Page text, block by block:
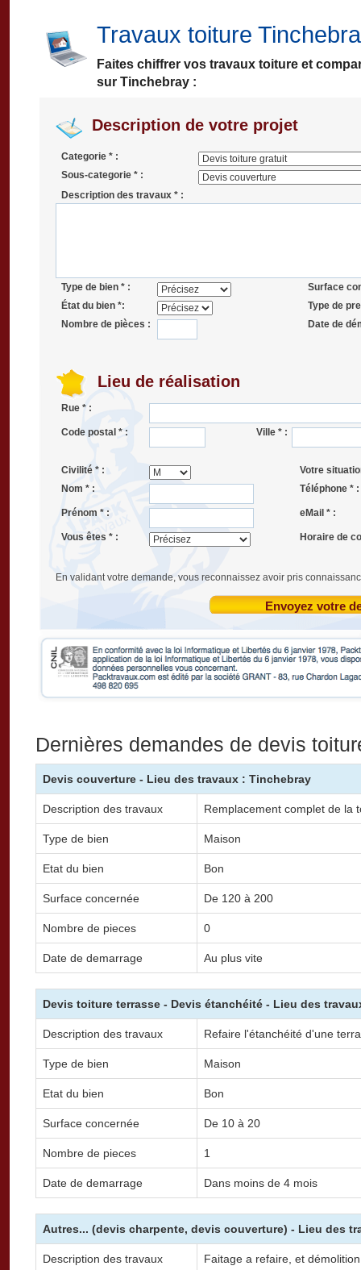
Travaux toiture
Faites chiffrer vos travaux toiture et
sur Tinchebray :
Description de votre projet
Categorie * :
Sous-categorie * :
Description des travaux * :
Type de bien * :
Surface
État du bien *:
Type de
Nombre de pièces :
Date de
Lieu de réalisation
Rue * :
Code postal * : Ville * :
Civilité * :
Votre
Nom * :
Téléphone * :
Prénom * : eMail * :
Vous êtes * : Horaire de
En validant votre demande, vous reconnaissez avoir pris
Envoyez votre
Dernières demandes de devis
Devis couverture - Lieu des travaux : Tinchebray
Description des travaux Remplacement complet de la
Type de bien Maison
Etat du bien Bon
Surface concernée De 120 à 200
Nombre de pieces 0
Date de demarrage Au plus vite
Devis toiture terrasse - Devis étanchéité - Lieu des
Description des travaux Refaire l'étanchéité d'une
Type de bien Maison
Etat du bien Bon
Surface concernée De 10 à 20
Nombre de pieces 1
Date de demarrage Dans moins de 4 mois
Autres... (devis charpente, devis couverture) - Lieu des
Description des travaux Faitage a refaire, et